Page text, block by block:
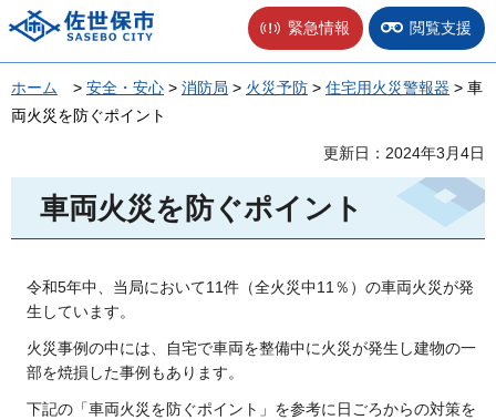
佐世保市 緊急情報 閲覧支援
ホーム > 安全・安心 > 消防局 > 火災予防 > 住宅用火災警報器 > 車
両火災を防ぐポイント
更新日：2024年3月4日
車両火災を防ぐポイント
令和5年中、当局において11件（全火災中11％）の車両火災が発
生しています。
火災事例の中には、自宅で車両を整備中に火災が発生し建物の一
部を焼損した事例もあります。
下記の「車両火災を防ぐポイント」を参考に日ごろからの対策を